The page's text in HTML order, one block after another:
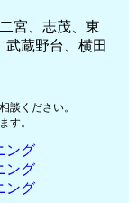
宮、志茂、東
蔵野台、横田
談ください。
す。
ング
ング
ング